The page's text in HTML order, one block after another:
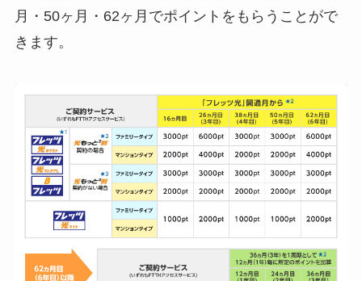
月・50ヶ月・62ヶ月でポイントをもらうことがで
きます。